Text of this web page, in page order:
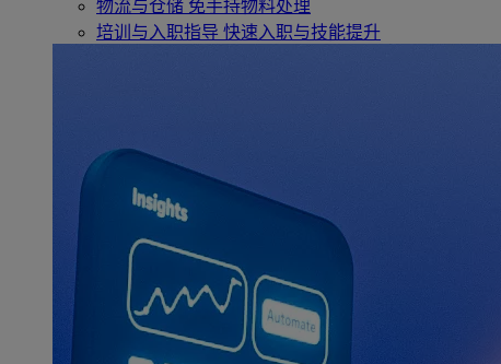
物流与仓储 免手持物料处理
培训与入职指导 快速入职与技能提升